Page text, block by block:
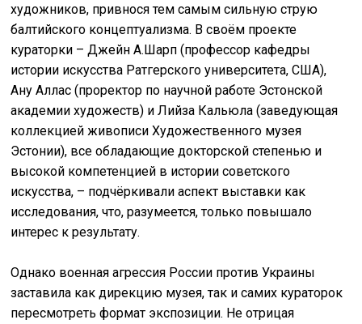
художников, привнося тем самым сильную струю
балтийского концептуализма. В своём проекте
кураторки – Джейн А.Шарп (профессор кафедры
истории искусства Ратгерского университета, США),
Ану Аллас (проректор по научной работе Эстонской
академии художеств) и Лийза Кальюла (заведующая
коллекцией живописи Художественного музея
Эстонии), все обладающие докторской степенью и
высокой компетенцией в истории советского
искусства, – подчёркивали аспект выставки как
исследования, что, разумеется, только повышало
интерес к результату.
Однако военная агрессия России против Украины
заставила как дирекцию музея, так и самих кураторок
пересмотреть формат экспозиции. Не отрицая